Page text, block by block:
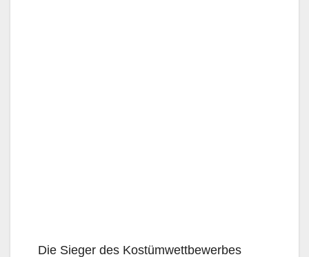
Die Sieger des Kostümwettbewerbes